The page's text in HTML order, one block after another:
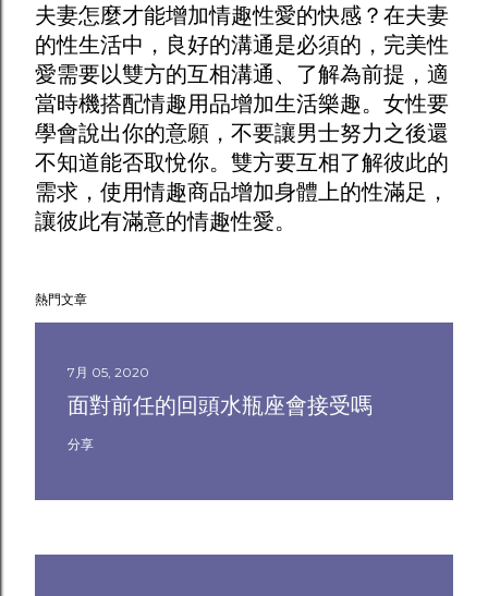
夫妻怎麼才能增加情趣性愛的快感？在夫妻
的性生活中，良好的溝通是必須的，完美性
愛需要以雙方的互相溝通、了解為前提，適
當時機搭配情趣用品增加生活樂趣。女性要
學會說出你的意願，不要讓男士努力之後還
不知道能否取悅你。雙方要互相了解彼此的
需求，使用情趣商品增加身體上的性滿足，
讓彼此有滿意的情趣性愛。
熱門文章
7月 05, 2020
面對前任的回頭水瓶座會接受嗎
分享